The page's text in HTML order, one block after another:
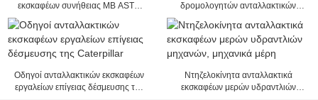
εκσκαφέων συνήθειας ΜΒ ASTM
για τους εκσκαφείς της KOMATSU/
γατών
δρομολογητών ανταλλακτικών
μπουλντόζων
Οδηγοί ανταλλακτικών εκσκαφέων
εργαλείων επίγειας δέσμευσης της
Ντηζελοκίνητα ανταλλακτικά
εκσκαφέων μερών υδραντλιών